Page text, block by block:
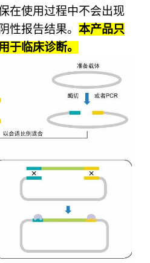
在使用过程中不会出现
性报告结果。 本产品只
于临床诊断。